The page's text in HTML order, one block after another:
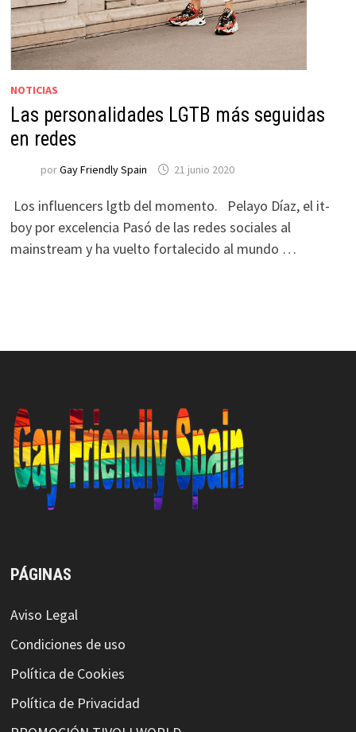
NOTICIAS
Las personalidades LGTB más seguidas
en redes
porGay Friendly Spain 21 junio 2020
Los influencers lgtb del momento. Pelayo Díaz, el it-
boy por excelencia Pasó de las redes sociales al
mainstream y ha vuelto fortalecido al mundo …
PÁGINAS
Aviso Legal
Condiciones de uso
Política de Cookies
Política de Privacidad